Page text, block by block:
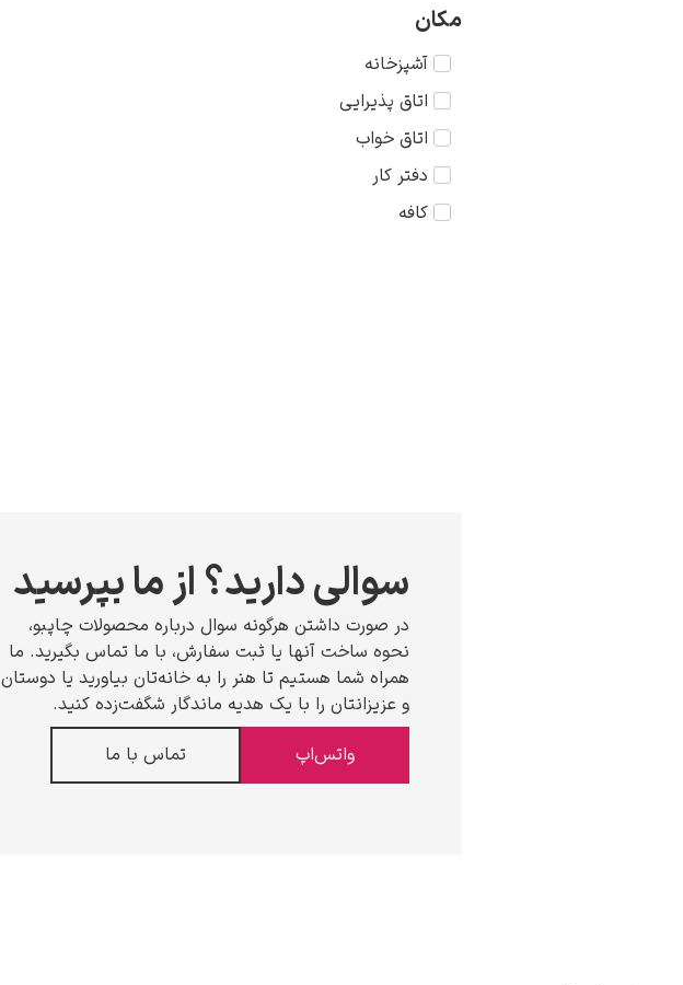
عشق
غرب وحشی
کودک
مذهبی
منظره
56×42
56×56
75×56
75×75
مکان
آشپزخانه
اتاق پذیرایی
اتاق خواب
دفتر کار
کافه
سوالی دارید؟ از ما بپرسید
در صورت داشتن هرگونه سوال درباره محصولات چاپبو،
نحوه ساخت آنها یا ثبت سفارش، با ما تماس بگیرید. ما
همراه شما هستیم تا هنر را به خانه‌تان بیاورید یا دوستان
و عزیزانتان را با یک هدیه ماندگار شگفت‌زده کنید.
واتس‌اپ
تماس با ما